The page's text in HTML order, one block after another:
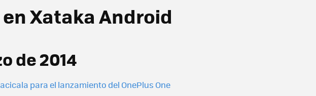
Xataka Android
de 2014
para el lanzamiento del OnePlus One